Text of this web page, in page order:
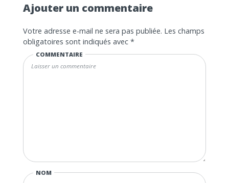
Ajouter un commentaire
Votre adresse e-mail ne sera pas publiée. Les champs
obligatoires sont indiqués avec *
COMMENTAIRE
NOM